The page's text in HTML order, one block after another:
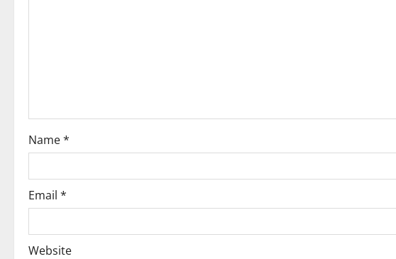
i
o
n
Name*
Email *
Website